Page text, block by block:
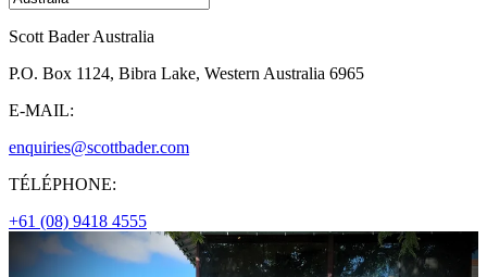
Scott Bader Australia
P.O. Box 1124, Bibra Lake, Western Australia 6965
E-MAIL:
enquiries@scottbader.com
TÉLÉPHONE:
+61 (08) 9418 4555